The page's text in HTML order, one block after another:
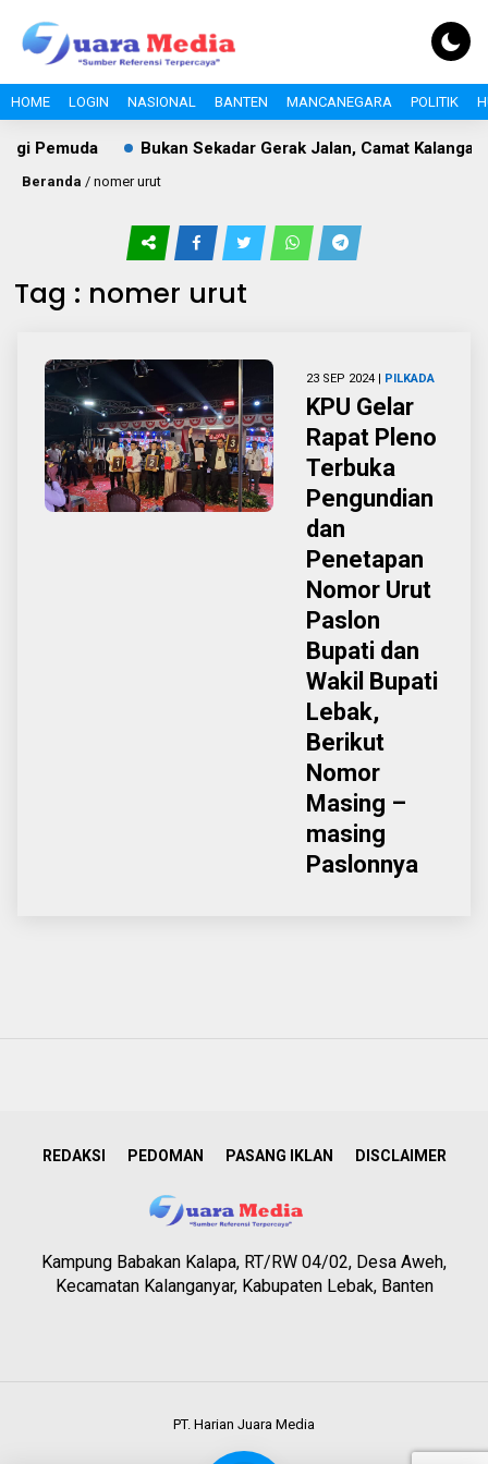
HOME LOGIN NASIONAL BANTEN MANCANEGARA POLITIK
Pemuda Bukan Sekadar Gerak Jalan, Camat
Beranda / nomer urut
Tag : nomer urut
23 SEP 2024 | PILKADA
KPU Gelar
Rapat Pleno
Terbuka
Pengundian
dan
Penetapan
Nomor Urut
Paslon
Bupati dan
Wakil Bupati
Lebak,
Berikut
Nomor
Masing –
masing
Paslonnya
REDAKSI PEDOMAN PASANG IKLAN DISCLAIMER
Kampung Babakan Kalapa, RT/RW 04/02, Desa Aweh,
Kecamatan Kalanganyar, Kabupaten Lebak, Banten
PT. Harian Juara Media